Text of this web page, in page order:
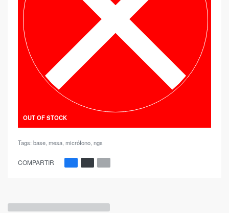
OUT OF STOCK
Tags: base mesa micrófono ngs
COMPARTIR